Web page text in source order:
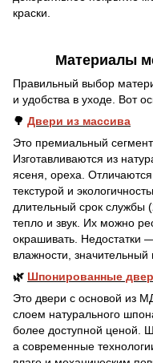
краски.
Материалы
Правильный выбор
и удобства в уходе. Вот
🌳 Двери из массива
Это премиальный
Изготавливаются из
ясеня, ореха.
текстурой и
длительный срок службы
тепло и звук. Их можно
окрашивать. Недостатки
влажности, значительный
🌿 Шпонированные
Это двери с основой из
слоем натурального
более доступной ценой.
а современные